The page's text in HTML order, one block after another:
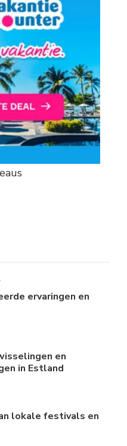
ervaringen en
en
in Estland
lokale festivals en